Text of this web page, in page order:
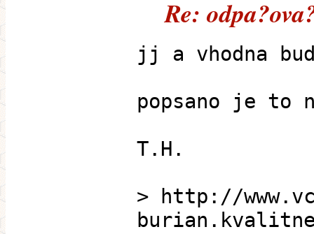
Re:
jj a vhodna
popsano je to
T.H.
> http://